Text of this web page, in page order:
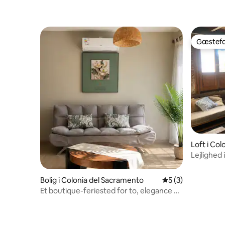
Bolig i Colonia del Sacramento 5 ud af 5 i
5 (3)
Et boutique-feriested for to, elegance og
Loft i
Lejlighed